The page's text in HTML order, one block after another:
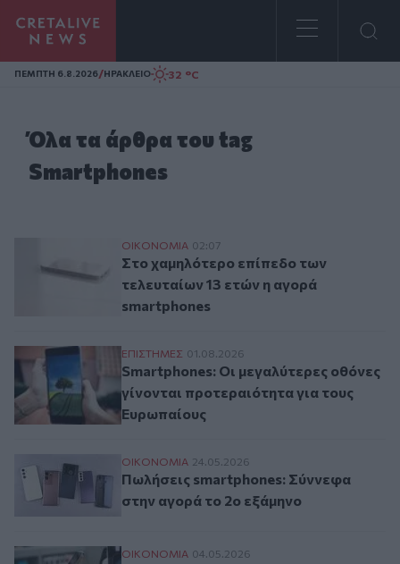
Homepage
ΠΕΜΠΤΗ 6.8.2026/ΗΡΑΚΛΕΙΟ 32 °C
Όλα τα άρθρα του tag
Smartphones
Στο χαμηλότερο επίπεδο των
ΟΙΚΟΝΟΜΙΑ 02:07
Στο χαμηλότερο επίπεδο των
τελευταίων 13 ετών η αγορά
smartphones
Smartphones: Οι μεγαλύτερες οθόνες
ΕΠΙΣΤΗΜΕΣ 01.08.2026
Smartphones: Οι μεγαλύτερες οθόνες
γίνονται προτεραιότητα για τους
Ευρωπαίους
Πωλήσεις smartphones: Σύννεφα στην
ΟΙΚΟΝΟΜΙΑ 24.05.2026
Πωλήσεις smartphones: Σύννεφα
στην αγορά το 2ο εξάμηνο
Σε καμπή η αγορά smartphones: Πτώση
ΟΙΚΟΝΟΜΙΑ 04.05.2026